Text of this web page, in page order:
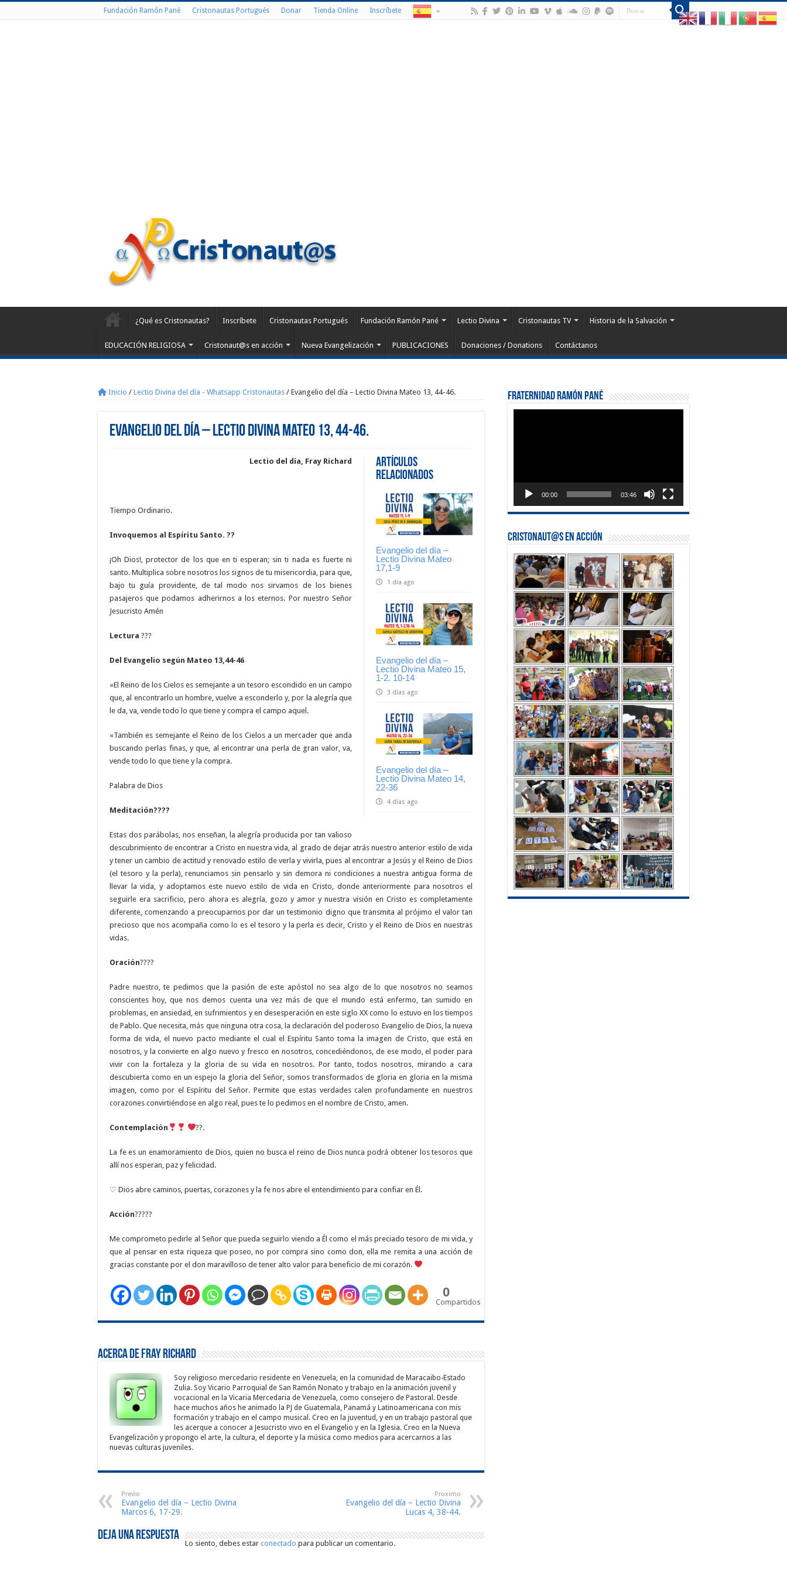
Fundación Ramón Pané Cristonautas Portugués Donar Tienda Online Inscríbete
¿Qué es Cristonautas? Inscríbete Cristonautas Portugués Fundación Ramón Pané Lectio Divina Cristonautas TV Historia de la Salvación
EDUCACIÓN RELIGIOSA Cristonaut@s en acción Nueva Evangelización PUBLICACIONES Donaciones / Donations Contáctanos
Inicio / Lectio Divina del día - Whatsapp Cristonautas / Evangelio del día – Lectio Divina Mateo 13, 44-46.
Evangelio del día – Lectio Divina Mateo 13, 44-46.
Artículos
Relacionados
Evangelio del día –
Lectio Divina Mateo
17,1-9
1 día ago
Evangelio del día –
Lectio Divina Mateo 15,
1-2. 10-14
3 días ago
Evangelio del día –
Lectio Divina Mateo 14,
22-36
4 días ago
Lectio del día, Fray Richard
Tiempo Ordinario.
Invoquemos al Espíritu Santo. ??
¡Oh Dios!, protector de los que en ti esperan; sin ti nada es fuerte ni
santo. Multiplica sobre nosotros los signos de tu misericordia, para que,
bajo tu guía providente, de tal modo nos sirvamos de los bienes
pasajeros que podamos adherirnos a los eternos. Por nuestro Señor
Jesucristo Amén
Lectura ???
Del Evangelio según Mateo 13,44-46
«El Reino de los Cielos es semejante a un tesoro escondido en un campo
que, al encontrarlo un hombre, vuelve a esconderlo y, por la alegría que
le da, va, vende todo lo que tiene y compra el campo aquel.
«También es semejante el Reino de los Cielos a un mercader que anda
buscando perlas finas, y que, al encontrar una perla de gran valor, va,
vende todo lo que tiene y la compra.
Palabra de Dios
Meditación????
Estas dos parábolas, nos enseñan, la alegría producida por tan valioso
descubrimiento de encontrar a Cristo en nuestra vida, al grado de dejar atrás nuestro anterior estilo de vida
y tener un cambio de actitud y renovado estilo de verla y vivirla, pues al encontrar a Jesús y el Reino de Dios
(el tesoro y la perla), renunciamos sin pensarlo y sin demora ni condiciones a nuestra antigua forma de
llevar la vida, y adoptamos este nuevo estilo de vida en Cristo, donde anteriormente para nosotros el
seguirle era sacrificio, pero ahora es alegría, gozo y amor y nuestra visión en Cristo es completamente
diferente, comenzando a preocuparnos por dar un testimonio digno que transmita al prójimo el valor tan
precioso que nos acompaña como lo es el tesoro y la perla es decir, Cristo y el Reino de Dios en nuestras
vidas.
Oración????
Padre nuestro, te pedimos que la pasión de este apóstol no sea algo de lo que nosotros no seamos
conscientes hoy, que nos demos cuenta una vez más de que el mundo está enfermo, tan sumido en
problemas, en ansiedad, en sufrimientos y en desesperación en este siglo XX como lo estuvo en los tiempos
de Pablo. Que necesita, más que ninguna otra cosa, la declaración del poderoso Evangelio de Dios, la nueva
forma de vida, el nuevo pacto mediante el cual el Espíritu Santo toma la imagen de Cristo, que está en
nosotros, y la convierte en algo nuevo y fresco en nosotros, concediéndonos, de ese modo, el poder para
vivir con la fortaleza y la gloria de su vida en nosotros. Por tanto, todos nosotros, mirando a cara
descubierta como en un espejo la gloria del Señor, somos transformados de gloria en gloria en la misma
imagen, como por el Espíritu del Señor. Permite que estas verdades calen profundamente en nuestros
corazones convirtiéndose en algo real, pues te lo pedimos en el nombre de Cristo, amen.
Contemplación ??.
La fe es un enamoramiento de Dios, quien no busca el reino de Dios nunca podrá obtener los tesoros que
allí nos esperan, paz y felicidad.
♡ Dios abre caminos, puertas, corazones y la fe nos abre el entendimiento para confiar en Él.
Acción?????
Me comprometo pedirle al Señor que pueda seguirlo viendo a Él como el más preciado tesoro de mi vida, y
que al pensar en esta riqueza que poseo, no por compra sino como don, ella me remita a una acción de
gracias constante por el don maravilloso de tener alto valor para beneficio de mi corazón.
0
Compartidos
Acerca de Fray Richard
Soy religioso mercedario residente en Venezuela, en la comunidad de Maracaibo-Estado
Zulia. Soy Vicario Parroquial de San Ramón Nonato y trabajo en la animación juvenil y
vocacional en la Vicaria Mercedaria de Venezuela, como consejero de Pastoral. Desde
hace muchos años he animado la PJ de Guatemala, Panamá y Latinoamericana con mis
formación y trabajo en el campo musical. Creo en la juventud, y en un trabajo pastoral que
les acerque a conocer a Jesucristo vivo en el Evangelio y en la Iglesia. Creo en la Nueva
Evangelización y propongo el arte, la cultura, el deporte y la música como medios para acercarnos a las
nuevas culturas juveniles.
Previo
Evangelio del día – Lectio Divina
Marcos 6, 17-29.
Proximo
Evangelio del día – Lectio Divina
Lucas 4, 38-44.
Deja una respuesta
Lo siento, debes estar conectado para publicar un comentario.
Fraternidad Ramón Pané
00:00 03:46
Cristonaut@s en Acción